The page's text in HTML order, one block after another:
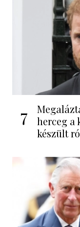
7
herceg a
készült